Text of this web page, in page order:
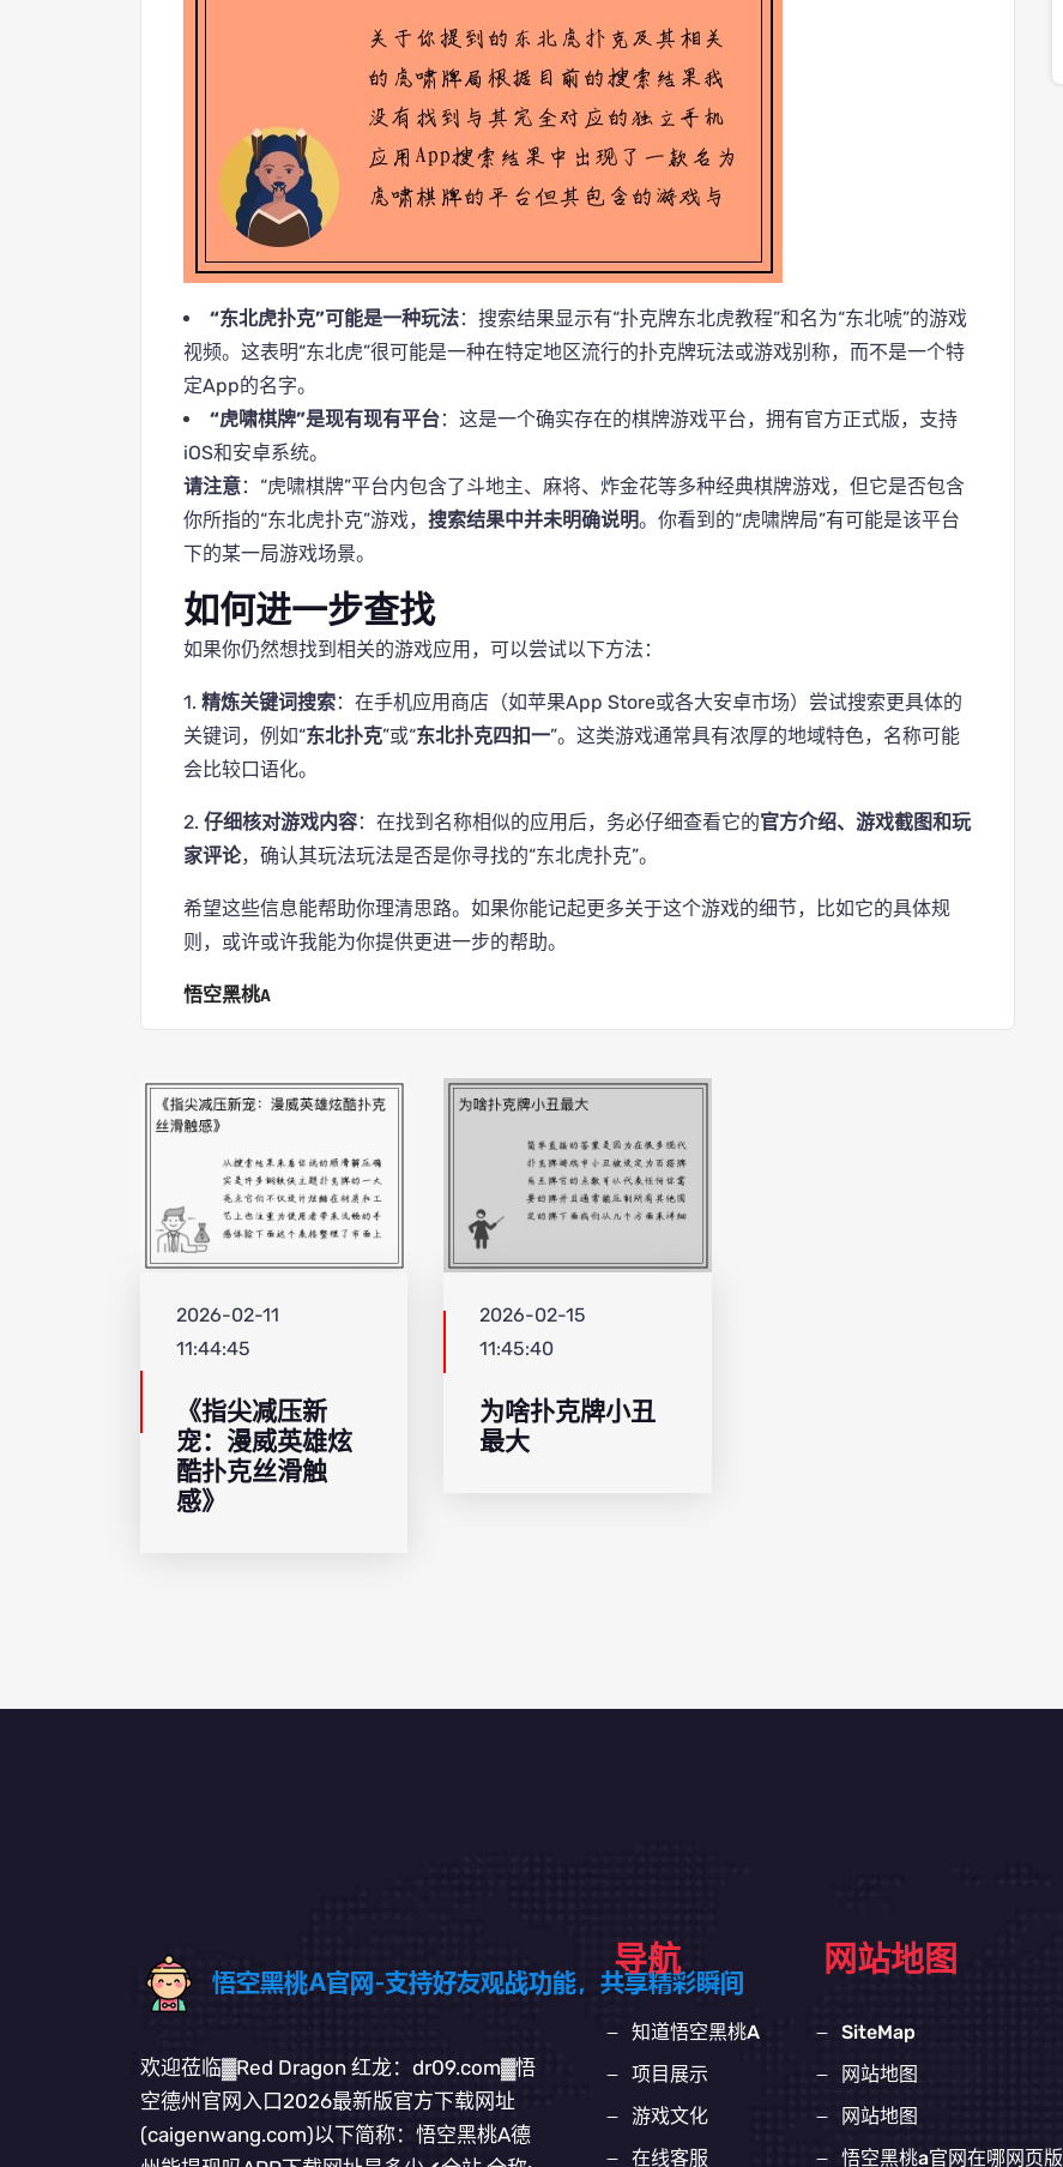
“东北虎扑克”可能是一种玩法：搜索结果显示有“扑克牌东北虎教程”和名为“东北唬”的游戏
视频。这表明“东北虎”很可能是一种在特定地区流行的扑克牌玩法或游戏别称，而不是一个特
定App的名字。
“虎啸棋牌”是现有现有平台：这是一个确实存在的棋牌游戏平台，拥有官方正式版，支持
iOS和安卓系统。
请注意：“虎啸棋牌”平台内包含了斗地主、麻将、炸金花等多种经典棋牌游戏，但它是否包含
你所指的“东北虎扑克”游戏， 搜索结果中并未明确说明。你看到的“虎啸牌局”有可能是该平台
下的某一局游戏场景。
如何进一步查找
如果你仍然想找到相关的游戏应用，可以尝试以下方法：
1. 精炼关键词搜索：在手机应用商店（如苹果App Store或各大安卓市场）尝试搜索更具体的
关键词，例如“东北扑克”或“东北扑克四扣一”。这类游戏通常具有浓厚的地域特色，名称可能
会比较口语化。
2. 仔细核对游戏内容：在找到名称相似的应用后，务必仔细查看它的官方介绍、游戏截图和玩
家评论，确认其玩法玩法是否是你寻找的“东北虎扑克”。
希望这些信息能帮助你理清思路。如果你能记起更多关于这个游戏的细节，比如它的具体规
则，或许或许我能为你提供更进一步的帮助。
悟空黑桃A
2026-02-11
11:44:45
《指尖减压新
宠：漫威英雄炫
酷扑克丝滑触
感》
2026-02-15
11:45:40
为啥扑克牌小丑
最大
欢迎莅临▓Red Dragon 红龙：dr09.com▓悟
空德州官网入口2026最新版官方下载网址
(caigenwang.com)以下简称：悟空黑桃A德
导航
知道悟空黑桃A
项目展示
游戏文化
在线客服
网站地图
SiteMap
网站地图
网站地图
悟空黑桃a官网在哪网页版